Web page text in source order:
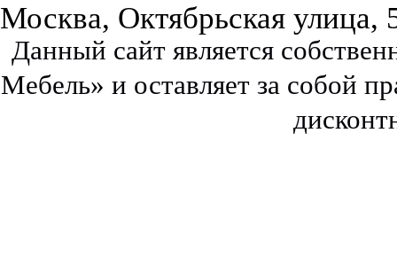
Москва, Октябрьская улица,
Данный сайт является
Мебель» и оставляет за собой